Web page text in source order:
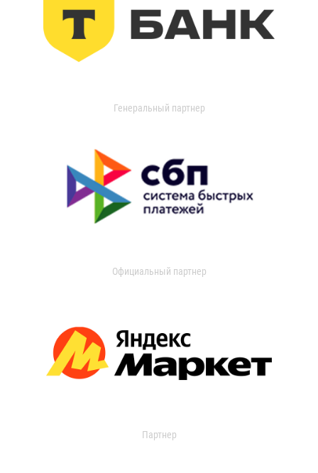
Генеральный партнер
Официальный партнер
Партнер